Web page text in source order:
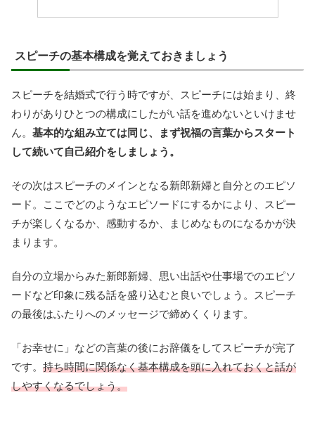
スピーチの基本構成を覚えておきましょう
スピーチを結婚式で行う時ですが、スピーチには始まり、終
わりがありひとつの構成にしたがい話を進めないといけませ
ん。 基本的な組み立ては同じ、まず祝福の言葉からスタート
して続いて自己紹介をしましょう。
その次はスピーチのメインとなる新郎新婦と自分とのエピソ
ード。ここでどのようなエピソードにするかにより、スピー
チが楽しくなるか、感動するか、まじめなものになるかが決
まります。
自分の立場からみた新郎新婦、思い出話や仕事場でのエピソ
ードなど印象に残る話を盛り込むと良いでしょう。スピーチ
の最後はふたりへのメッセージで締めくくります。
「お幸せに」などの言葉の後にお辞儀をしてスピーチが完了
です。 持ち時間に関係なく基本構成を頭に入れておくと話が
しやすくなるでしょう。